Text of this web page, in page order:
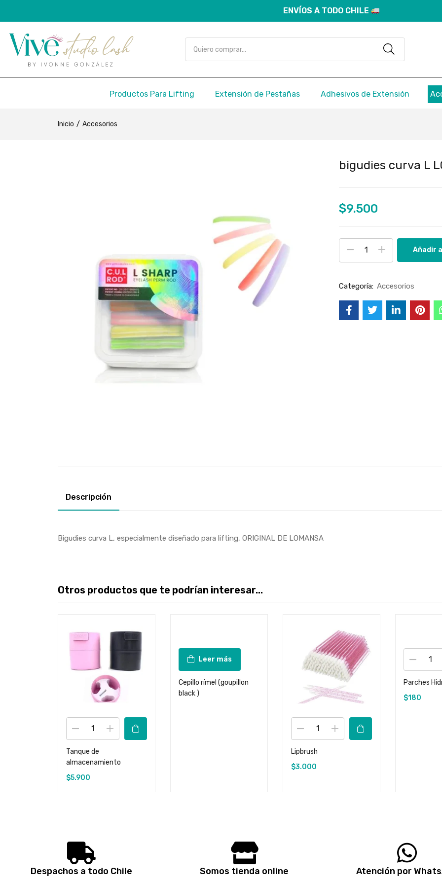
ENVÍOS A TODO CHILE
Productos Para Lifting Extensión de Pestañas Adhesivos de Extensión
Inicio Accesorios
bigudies curva L
$9.500
Añadir
Categoría: Accesorios
Descripción
Bigudies curva L, especialmente diseñado para lifting, ORIGINAL DE LOMANSA
Otros productos que te podrían interesar...
Tanque de
almacenamiento
$5.900
Leer más
Cepillo rímel (goupillon
black )
Lipbrush
$3.000
Parches
$180
Despachos a todo Chile Somos tienda online Atención por